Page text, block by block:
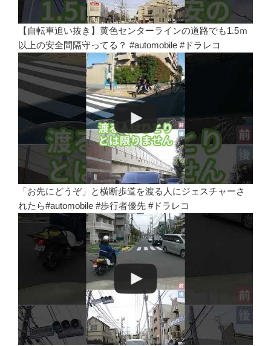
【自転車追い抜き】黄色センターラインの道路でも1.5ｍ
以上の安全間隔守ってる？ #automobile #ドラレコ
「お先にどうぞ」と横断歩道を渡る人にジェスチャーさ
れたら#automobile #歩行者優先 #ドラレコ